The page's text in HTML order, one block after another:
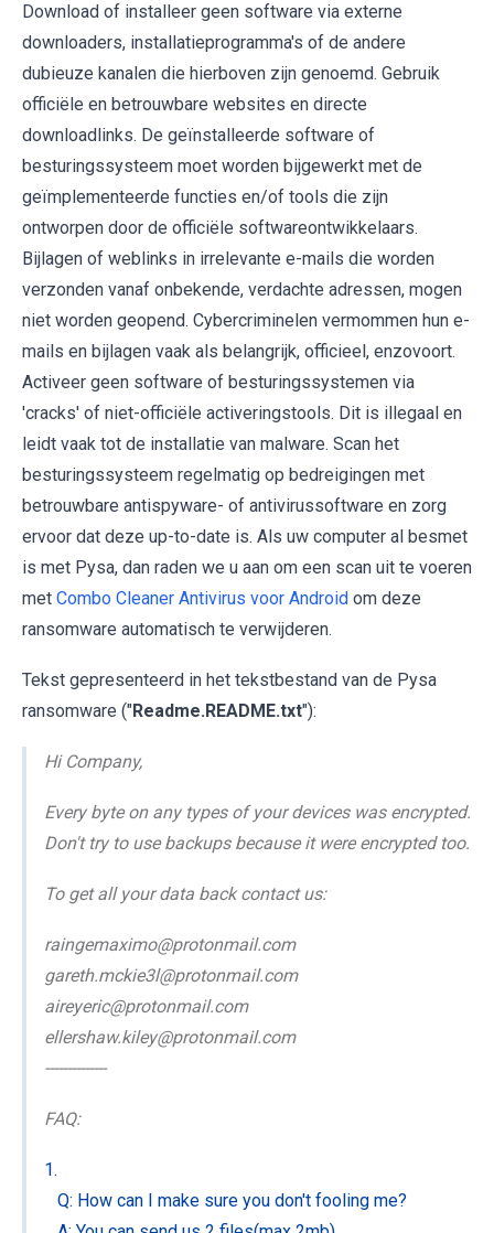
Download of installeer geen software via externe
downloaders, installatieprogramma's of de andere
dubieuze kanalen die hierboven zijn genoemd. Gebruik
officiële en betrouwbare websites en directe
downloadlinks. De geïnstalleerde software of
besturingssysteem moet worden bijgewerkt met de
geïmplementeerde functies en/of tools die zijn
ontworpen door de officiële softwareontwikkelaars.
Bijlagen of weblinks in irrelevante e-mails die worden
verzonden vanaf onbekende, verdachte adressen, mogen
niet worden geopend. Cybercriminelen vermommen hun e-
mails en bijlagen vaak als belangrijk, officieel, enzovoort.
Activeer geen software of besturingssystemen via
'cracks' of niet-officiële activeringstools. Dit is illegaal en
leidt vaak tot de installatie van malware. Scan het
besturingssysteem regelmatig op bedreigingen met
betrouwbare antispyware- of antivirussoftware en zorg
ervoor dat deze up-to-date is. Als uw computer al besmet
is met Pysa, dan raden we u aan om een scan uit te voeren
met Combo Cleaner Antivirus voor Android om deze
ransomware automatisch te verwijderen.
Tekst gepresenteerd in het tekstbestand van de Pysa
ransomware ("Readme.README.txt"):
Hi Company,
Every byte on any types of your devices was encrypted.
Don't try to use backups because it were encrypted too.
To get all your data back contact us:
raingemaximo@protonmail.com
gareth.mckie3l@protonmail.com
aireyeric@protonmail.com
ellershaw.kiley@protonmail.com
--------------
FAQ:
1.
Q: How can I make sure you don't fooling me?